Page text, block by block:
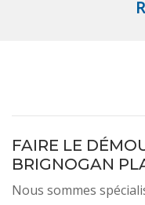
FAIRE LE
BRIGNOGAN
Nous sommes